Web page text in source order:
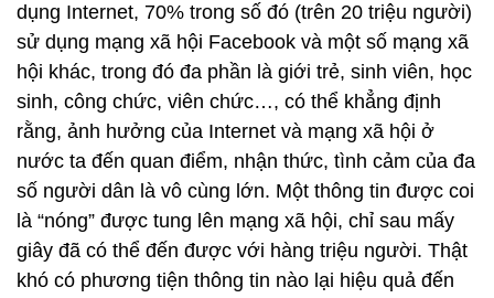
dụng Internet, 70% trong số đó (trên 20 triệu người)
sử dụng mạng xã hội Facebook và một số mạng xã
hội khác, trong đó đa phần là giới trẻ, sinh viên, học
sinh, công chức, viên chức…, có thể khẳng định
rằng, ảnh hưởng của Internet và mạng xã hội ở
nước ta đến quan điểm, nhận thức, tình cảm của đa
số người dân là vô cùng lớn. Một thông tin được coi
là “nóng” được tung lên mạng xã hội, chỉ sau mấy
giây đã có thể đến được với hàng triệu người. Thật
khó có phương tiện thông tin nào lại hiệu quả đến